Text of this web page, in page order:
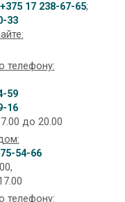
17 238-67-65;
33
телефону:
59
16
до 20.00
54-66
телефону: